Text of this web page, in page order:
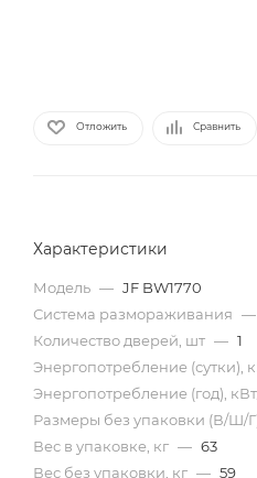
Отложить Сравнить
Характеристики
Модель — JF BW1770
Система размораживания —
Количество дверей, шт — 1
Энергопотребление (сутки),
Энергопотребление (год),
Размеры без упаковки (В/Ш/
Вес в упаковке, кг — 63
Вес без упаковки, кг — 59